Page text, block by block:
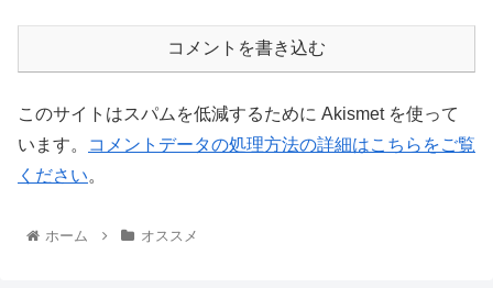
コメントを書き込む
このサイトはスパムを低減するために Akismet を使って
います。
コメントデータの処理方法の詳細はこちらをご覧
ください。
ホーム オススメ